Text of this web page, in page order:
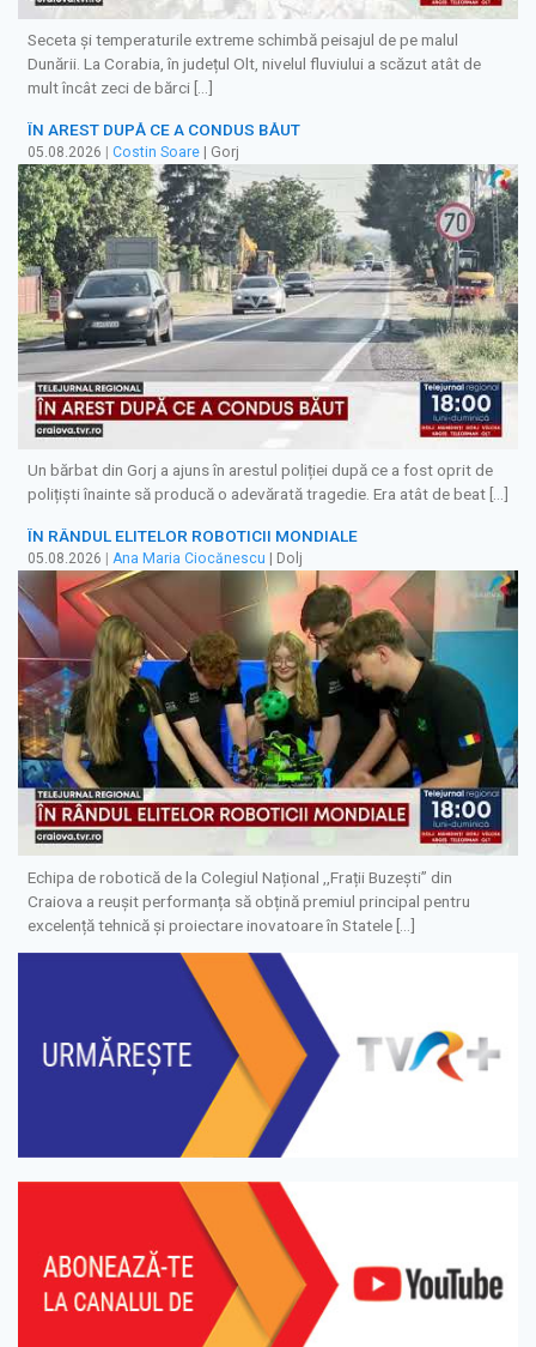
Seceta și temperaturile extreme schimbă peisajul de pe malul
Dunării. La Corabia, în județul Olt, nivelul fluviului a scăzut atât de
mult încât zeci de bărci […]
ÎN AREST DUPĂ CE A CONDUS BĂUT
05.08.2026 | Costin Soare | Gorj
Un bărbat din Gorj a ajuns în arestul poliției după ce a fost oprit de
polițiști înainte să producă o adevărată tragedie. Era atât de beat […]
ÎN RÂNDUL ELITELOR ROBOTICII MONDIALE
05.08.2026 Ana Maria Ciocănescu | Dolj
Echipa de robotică de la Colegiul Național ,,Frații Buzești” din
Craiova a reușit performanța să obțină premiul principal pentru
excelență tehnică și proiectare inovatoare în Statele […]